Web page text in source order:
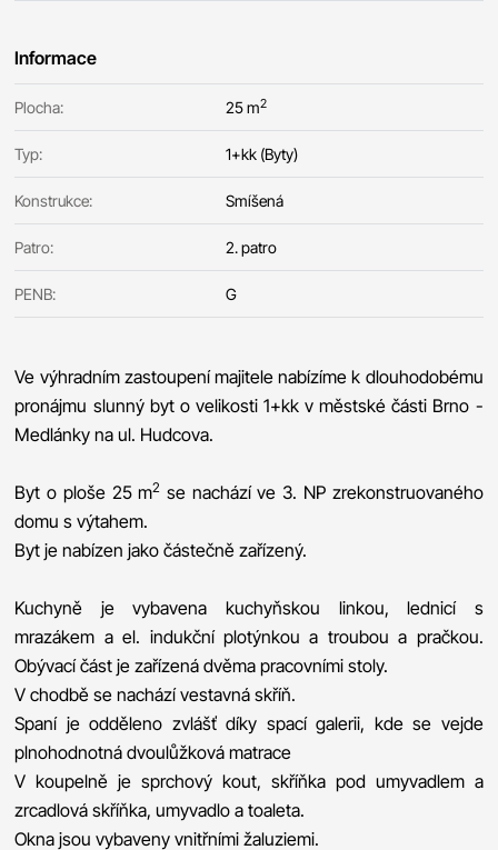
Informace
Plocha: 25 m2
Typ: 1+kk (Byty)
Konstrukce: Smíšená
Patro: 2. patro
PENB: G
Ve výhradním zastoupení majitele nabízíme k dlouhodobému
pronájmu slunný byt o velikosti 1+kk v městské části Brno -
Medlánky na ul. Hudcova.
Byt o ploše 25 m2 se nachází ve 3. NP zrekonstruovaného
domu s výtahem.
Byt je nabízen jako částečně zařízený.
Kuchyně je vybavena kuchyňskou linkou, lednicí s
mrazákem a el. indukční plotýnkou a troubou a pračkou.
Obývací část je zařízená dvěma pracovními stoly.
V chodbě se nachází vestavná skříň.
Spaní je odděleno zvlášť díky spací galerii, kde se vejde
plnohodnotná dvoulůžková matrace
V koupelně je sprchový kout, skříňka pod umyvadlem a
zrcadlová skříňka, umyvadlo a toaleta.
Okna jsou vybaveny vnitřními žaluziemi.